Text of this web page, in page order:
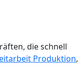
die schnell
Produktion,